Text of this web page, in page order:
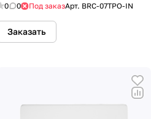
0 0 Под заказАрт. BRC-07TPO-IN
Заказать